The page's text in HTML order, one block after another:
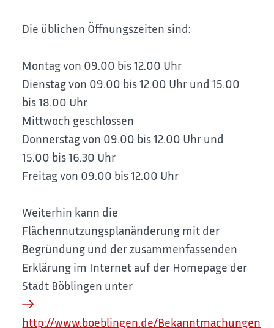
Die üblichen Öffnungszeiten sind:
Montag von 09.00 bis 12.00 Uhr
Dienstag von 09.00 bis 12.00 Uhr und 15.00
bis 18.00 Uhr
Mittwoch geschlossen
Donnerstag von 09.00 bis 12.00 Uhr und
15.00 bis 16.30 Uhr
Freitag von 09.00 bis 12.00 Uhr
Weiterhin kann die
Flächennutzungsplanänderung mit der
Begründung und der zusammenfassenden
Erklärung im Internet auf der Homepage der
Stadt Böblingen unter
http://www.boeblingen.de/Bekanntmachungen